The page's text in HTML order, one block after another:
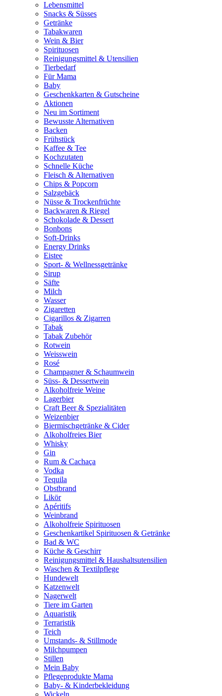
Lebensmittel
Snacks & Süsses
Getränke
Tabakwaren
Wein & Bier
Spirituosen
Reinigungsmittel & Utensilien
Tierbedarf
Für Mama
Baby
Geschenkkarten & Gutscheine
Aktionen
Neu im Sortiment
Bewusste Alternativen
Backen
Frühstück
Kaffee & Tee
Kochzutaten
Schnelle Küche
Fleisch & Alternativen
Chips & Popcorn
Salzgebäck
Nüsse & Trockenfrüchte
Backwaren & Riegel
Schokolade & Dessert
Bonbons
Soft-Drinks
Energy Drinks
Eistee
Sport- & Wellnessgetränke
Sirup
Säfte
Milch
Wasser
Zigaretten
Cigarillos & Zigarren
Tabak
Tabak Zubehör
Rotwein
Weisswein
Rosé
Champagner & Schaumwein
Süss- & Dessertwein
Alkoholfreie Weine
Lagerbier
Craft Beer & Spezialitäten
Weizenbier
Biermischgetränke & Cider
Alkoholfreies Bier
Whisky
Gin
Rum & Cachaça
Vodka
Tequila
Obstbrand
Likör
Apéritifs
Weinbrand
Alkoholfreie Spirituosen
Geschenkartikel Spirituosen & Getränke
Bad & WC
Küche & Geschirr
Reinigungsmittel & Haushaltsutensilien
Waschen & Textilpflege
Hundewelt
Katzenwelt
Nagerwelt
Tiere im Garten
Aquaristik
Terraristik
Teich
Umstands- & Stillmode
Milchpumpen
Stillen
Mein Baby
Pflegeprodukte Mama
Baby- & Kinderbekleidung
Wickeln